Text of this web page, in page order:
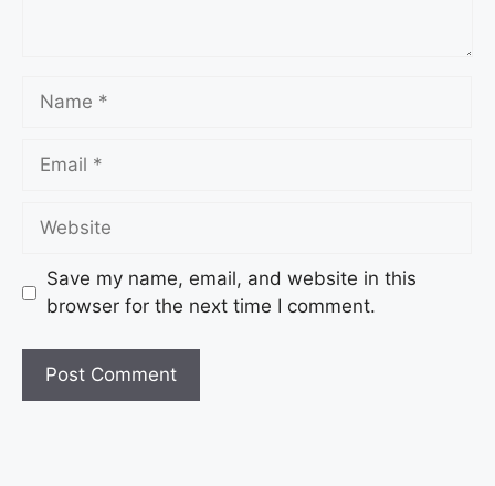
Save my name, email, and website in this
browser for the next time I comment.